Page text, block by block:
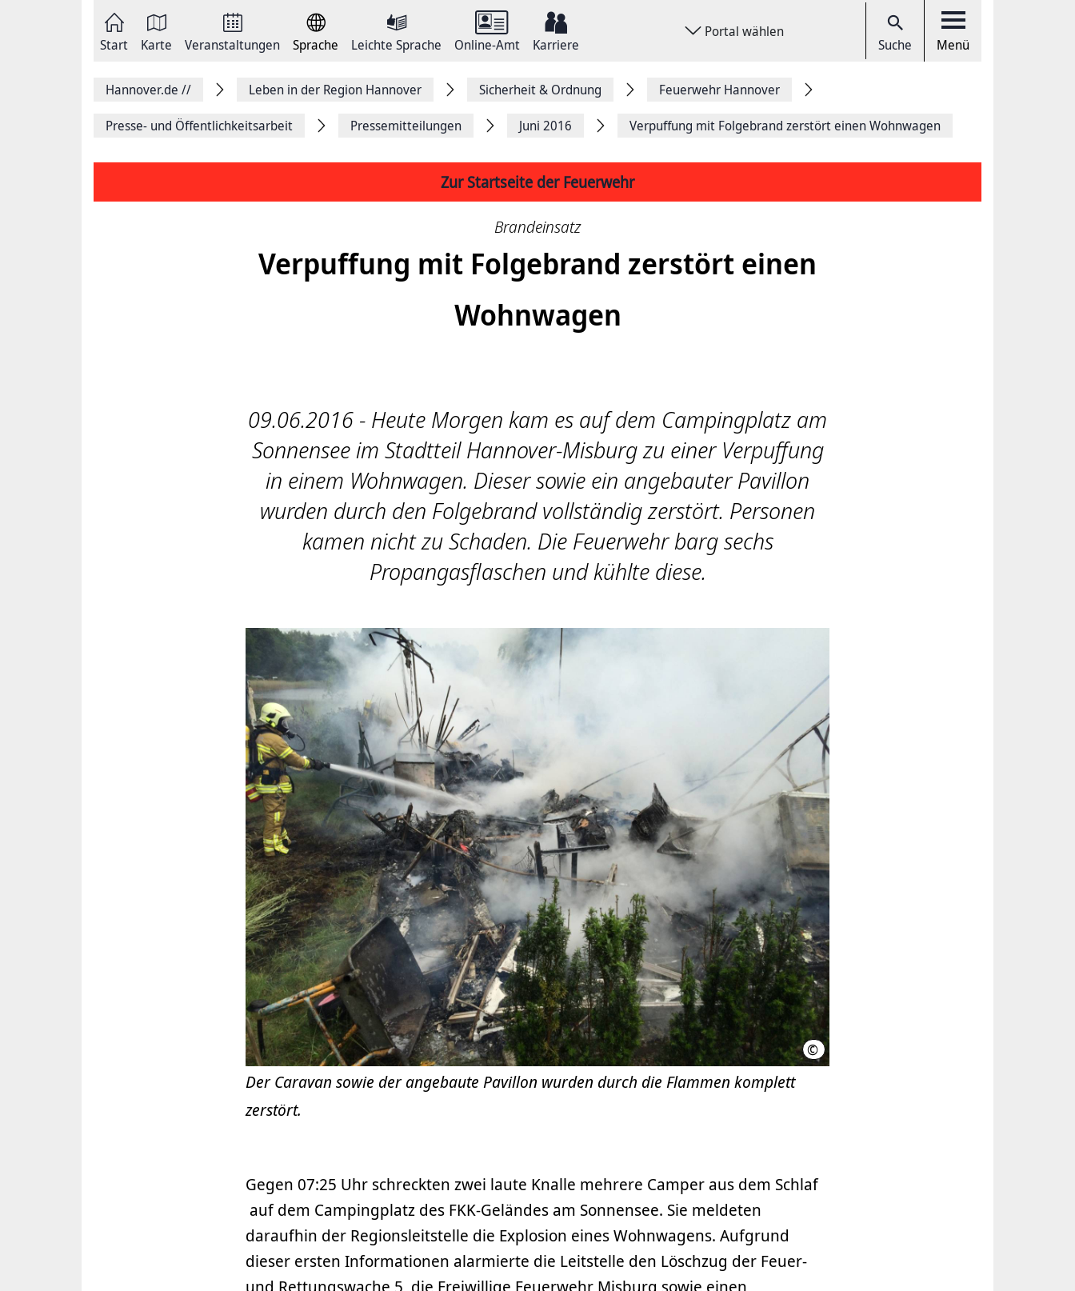
Start Karte Veranstaltungen Sprache Leichte Sprache Online-Amt Karriere
Portal wählen
Suche Menü
Hannover.de // Leben in der Region Hannover Sicherheit & Ordnung Feuerwehr Hannover
Presse- und Öffentlichkeitsarbeit Pressemitteilungen Juni 2016 Verpuffung mit Folgebrand zerstört einen Wohnwagen
Zur Startseite der Feuerwehr
Brandeinsatz
Verpuffung mit Folgebrand zerstört einen
Wohnwagen
09.06.2016 - Heute Morgen kam es auf dem Campingplatz am
Sonnensee im Stadtteil Hannover-Misburg zu einer Verpuffung
in einem Wohnwagen. Dieser sowie ein angebauter Pavillon
wurden durch den Folgebrand vollständig zerstört. Personen
kamen nicht zu Schaden. Die Feuerwehr barg sechs
Propangasflaschen und kühlte diese.
© Feuerwehr Hannove
Der Caravan sowie der angebaute Pavillon wurden durch die Flammen komplett
zerstört.
Gegen 07:25 Uhr schreckten zwei laute Knalle mehrere Camper aus dem Schlaf
auf dem Campingplatz des FKK-Geländes am Sonnensee. Sie meldeten
daraufhin der Regionsleitstelle die Explosion eines Wohnwagens. Aufgrund
dieser ersten Informationen alarmierte die Leitstelle den Löschzug der Feuer-
und Rettungswache 5, die Freiwillige Feuerwehr Misburg sowie einen